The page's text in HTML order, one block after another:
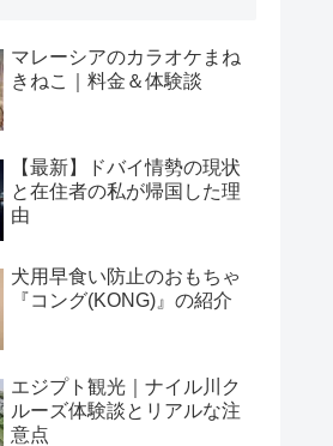
マレーシアのカラオケまね
きねこ｜料金＆体験談
【最新】ドバイ情勢の現状
と在住者の私が帰国した理
由
犬用早食い防止のおもちゃ
『コング(KONG)』の紹介
エジプト観光｜ナイル川ク
ルーズ体験談とリアルな注
意点